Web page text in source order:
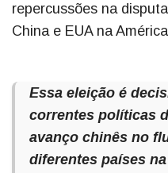
repercussões na
China e EUA na
Essa eleição é
correntes políticas
avanço chinês no
diferentes países